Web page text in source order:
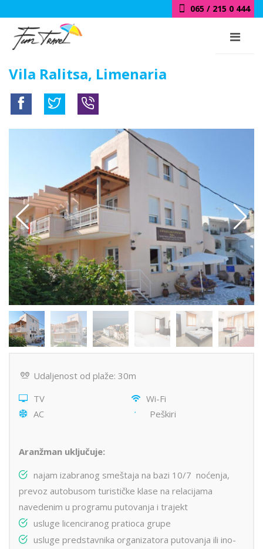
065 / 215 0 444
Vila Ralitsa, Limenaria
Udaljenost od plaže: 30m
TV
Wi-Fi
AC
Peškiri
Aranžman uključuje:
najam izabranog smeštaja na bazi 10/7 noćenja,
prevoz autobusom turističke klase na relacijama
navedenim u programu putovanja i trajekt
usluge licenciranog pratioca grupe
usluge predstavnika organizatora putovanja ili ino-